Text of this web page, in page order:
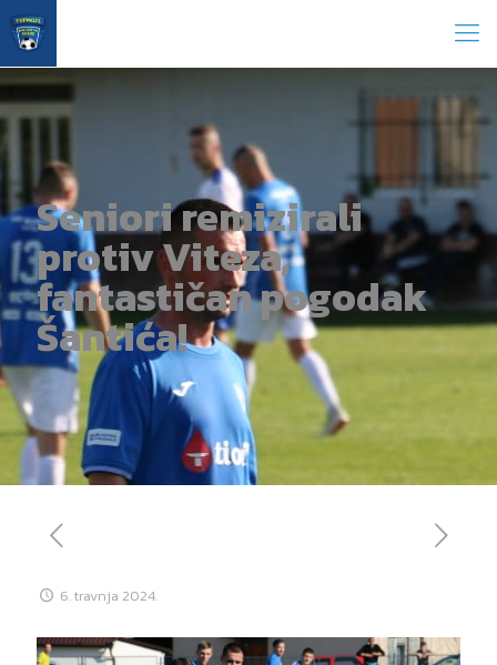
Seniori remizirali
protiv Viteza,
fantastičan pogodak
Šantića!
6. travnja 2024.